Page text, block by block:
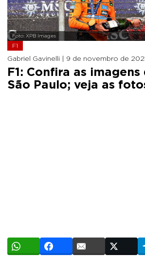
Foto: XPB Images
F1
Gabriel Gavinelli | 9 de novembro de
F1: Confira as imagens
São Paulo; veja as